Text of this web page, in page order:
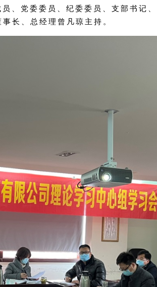
、党委委员、纪委委员、支部书记
长、总经理曾凡琼主持。